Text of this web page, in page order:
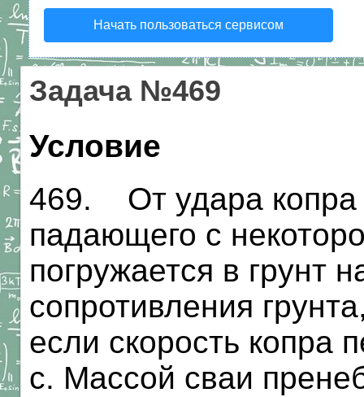
Начать пользоваться сервисом
Задача №469
Условие
469. От удара копра
падающего с
погружается в грунт
сопротивления
если скорость копра
с. Массой сваи